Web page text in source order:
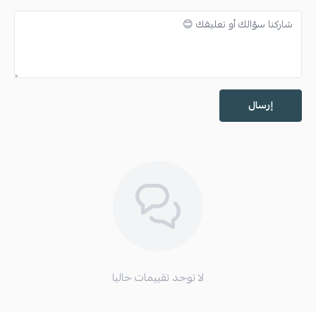
إرسال
لا توجد تقييمات حاليا